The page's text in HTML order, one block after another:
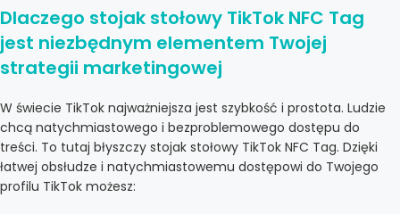
Dlaczego stojak stołowy TikTok NFC Tag
jest niezbędnym elementem Twojej
strategii marketingowej
W świecie TikTok najważniejsza jest szybkość i prostota. Ludzie
chcą natychmiastowego i bezproblemowego dostępu do
treści. To tutaj błyszczy stojak stołowy TikTok NFC Tag. Dzięki
łatwej obsłudze i natychmiastowemu dostępowi do Twojego
profilu TikTok możesz: